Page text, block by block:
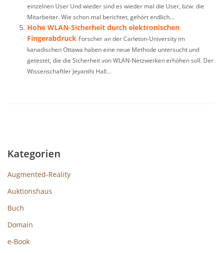
einzelnen User Und wieder sind es wieder mal die User, bzw. die
Mitarbeiter. Wie schon mal berichtet, gehört endlich...
Hohe WLAN-Sicherheit durch elektronischen
Fingerabdruck Forscher an der Carleton-University im
kanadischen Ottawa haben eine neue Methode untersucht und
getestet, die die Sicherheit von WLAN-Netzwerken erhöhen soll. Der
Wissenschaftler Jeyanthi Hall...
Kategorien
Augmented-Reality
Auktionshaus
Buch
Domain
e-Book